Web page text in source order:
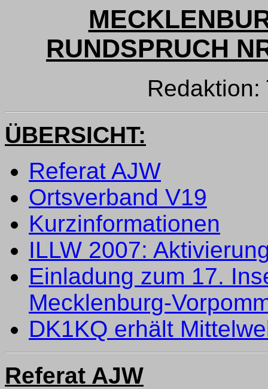
RUNDSPRUCH
Redaktion:
ÜBERSICHT:
Referat AJW
Ortsverband V19
Kurzinformationen
ILLW 2007:
Einladung zum 17.
Mecklenburg-
DK1KQ erhält
Referat AJW